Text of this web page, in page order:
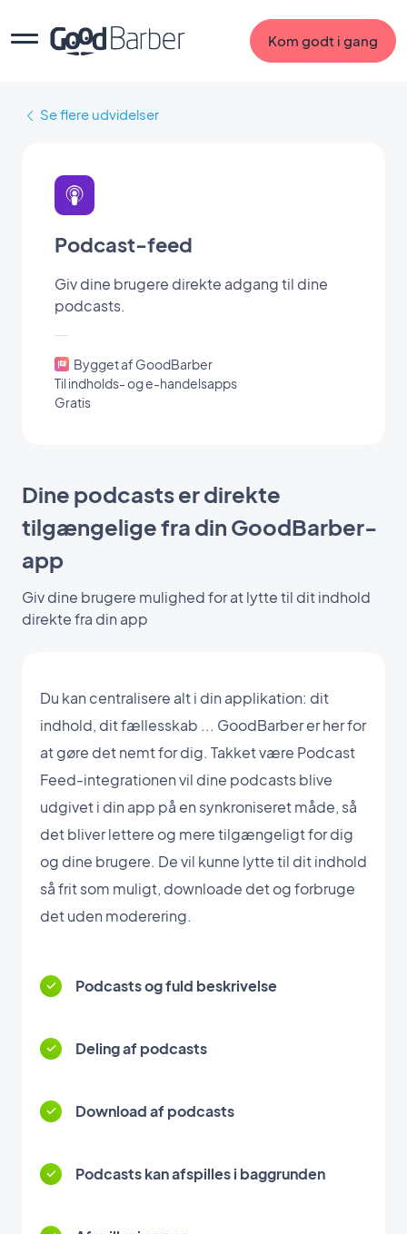
Kom godt i gang
Se flere udvidelser
Podcast-feed
Giv dine brugere direkte adgang til dine
podcasts.
Bygget af GoodBarber
Til indholds- og e-handelsapps
Gratis
Dine podcasts er direkte
tilgængelige fra din GoodBarber-
app
Giv dine brugere mulighed for at lytte til dit indhold
direkte fra din app
Du kan centralisere alt i din applikation: dit
indhold, dit fællesskab ... GoodBarber er her for
at gøre det nemt for dig. Takket være Podcast
Feed-integrationen vil dine podcasts blive
udgivet i din app på en synkroniseret måde, så
det bliver lettere og mere tilgængeligt for dig
og dine brugere. De vil kunne lytte til dit indhold
så frit som muligt, downloade det og forbruge
det uden moderering.
Podcasts og fuld beskrivelse
Deling af podcasts
Download af podcasts
Podcasts kan afspilles i baggrunden